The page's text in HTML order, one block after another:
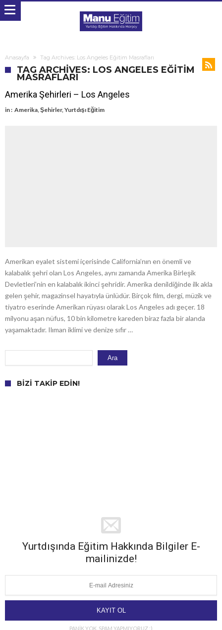
Anasayfa Tag Archives: Los Angeles Eğitim Masrafları
TAG ARCHIVES: LOS ANGELES EĞITIM
MASRAFLARI
Amerika Şehirleri – Los Angeles
in : Amerika,Şehirler,Yurtdışı Eğitim
Amerikan eyalet sistemi içerisinde California’nın en önemli ve
kalabalık şehri olan Los Angeles, aynı zamanda Amerika Birleşik
Devletleri’nin en kalabalık ikinci şehridir. Amerika denildiğinde ilk akla
gelen şehir, magazinsel hayatıyla ünlüdür. Birçok film, dergi, müzik ve
tiyatro eserinde Amerikan rüyası olarak Los Angeles adı geçer. 18
milyonu aşan nüfus, 10 bin kilometre kareden biraz fazla bir alanda
yaşamaktadır. Ilıman iklimi ve denize sıfır …
Ara
BIZI TAKIP EDIN!
Yurtdışında Eğitim Hakkında Bilgiler E-
mailinizde!
PANİK YOK. SPAM YAPMIYORUZ :)